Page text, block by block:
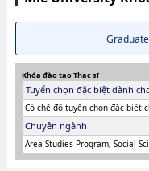
Khóa đào tạo Thạc sĩ
Tuyển chọn đặc biệt dành
Có chế độ tuyển chọn đăc biệt
Chuyên ngành
Area Studies Program, Social